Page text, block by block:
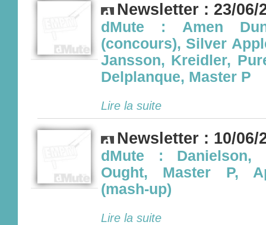
Newsletter : 23/06/
dMute : Amen
(concours), Silver
Jansson, Kreidler,
Delplanque, Master P
Lire la suite
Newsletter : 10/06/
dMute : Danielson,
Ought, Master P,
(mash-up)
Lire la suite